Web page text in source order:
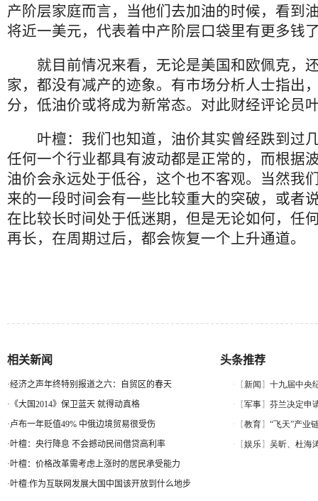
产阶层家庭而言，当他们去加油的时候，看到
将近一美元，代表着中产阶层口袋里有更多钱
就目前情况来看，无论是美国和欧佩克，
家，都没有减产的迹象。有市场分析人士指出
分，低油价或将成为新常态。对此财经评论员
叶檀：我们也知道，油价其实曾经跌到过
任何一个行业都具有波动都是正常的，而根据
油价会永远处于低谷，这个也不客观。当然我
来的一段时间会有一些比较重大的突破，或者
在比较长时间处于低迷期，但是无论如何，任
再长，在周期过后，都会恢复一个上升通道。
相关新闻
·经济之声年终特别报道之六：自贸区的春天
· 《大国2014》保卫蓝天 就得动真格
·卢布一年贬值49% 中俄边境贸易很受伤
·叶檀：央行降息 不会撼动民间借贷高利率
·叶檀：价格改革需考虑上涨时的居民承受能力
·叶檀:作为互联网发展大国中国该开放到什么地步
头条推荐